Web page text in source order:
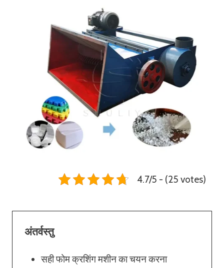
4.7/5 - (25 votes)
अंतर्वस्तु
सही फोम क्रशिंग मशीन का चयन करना